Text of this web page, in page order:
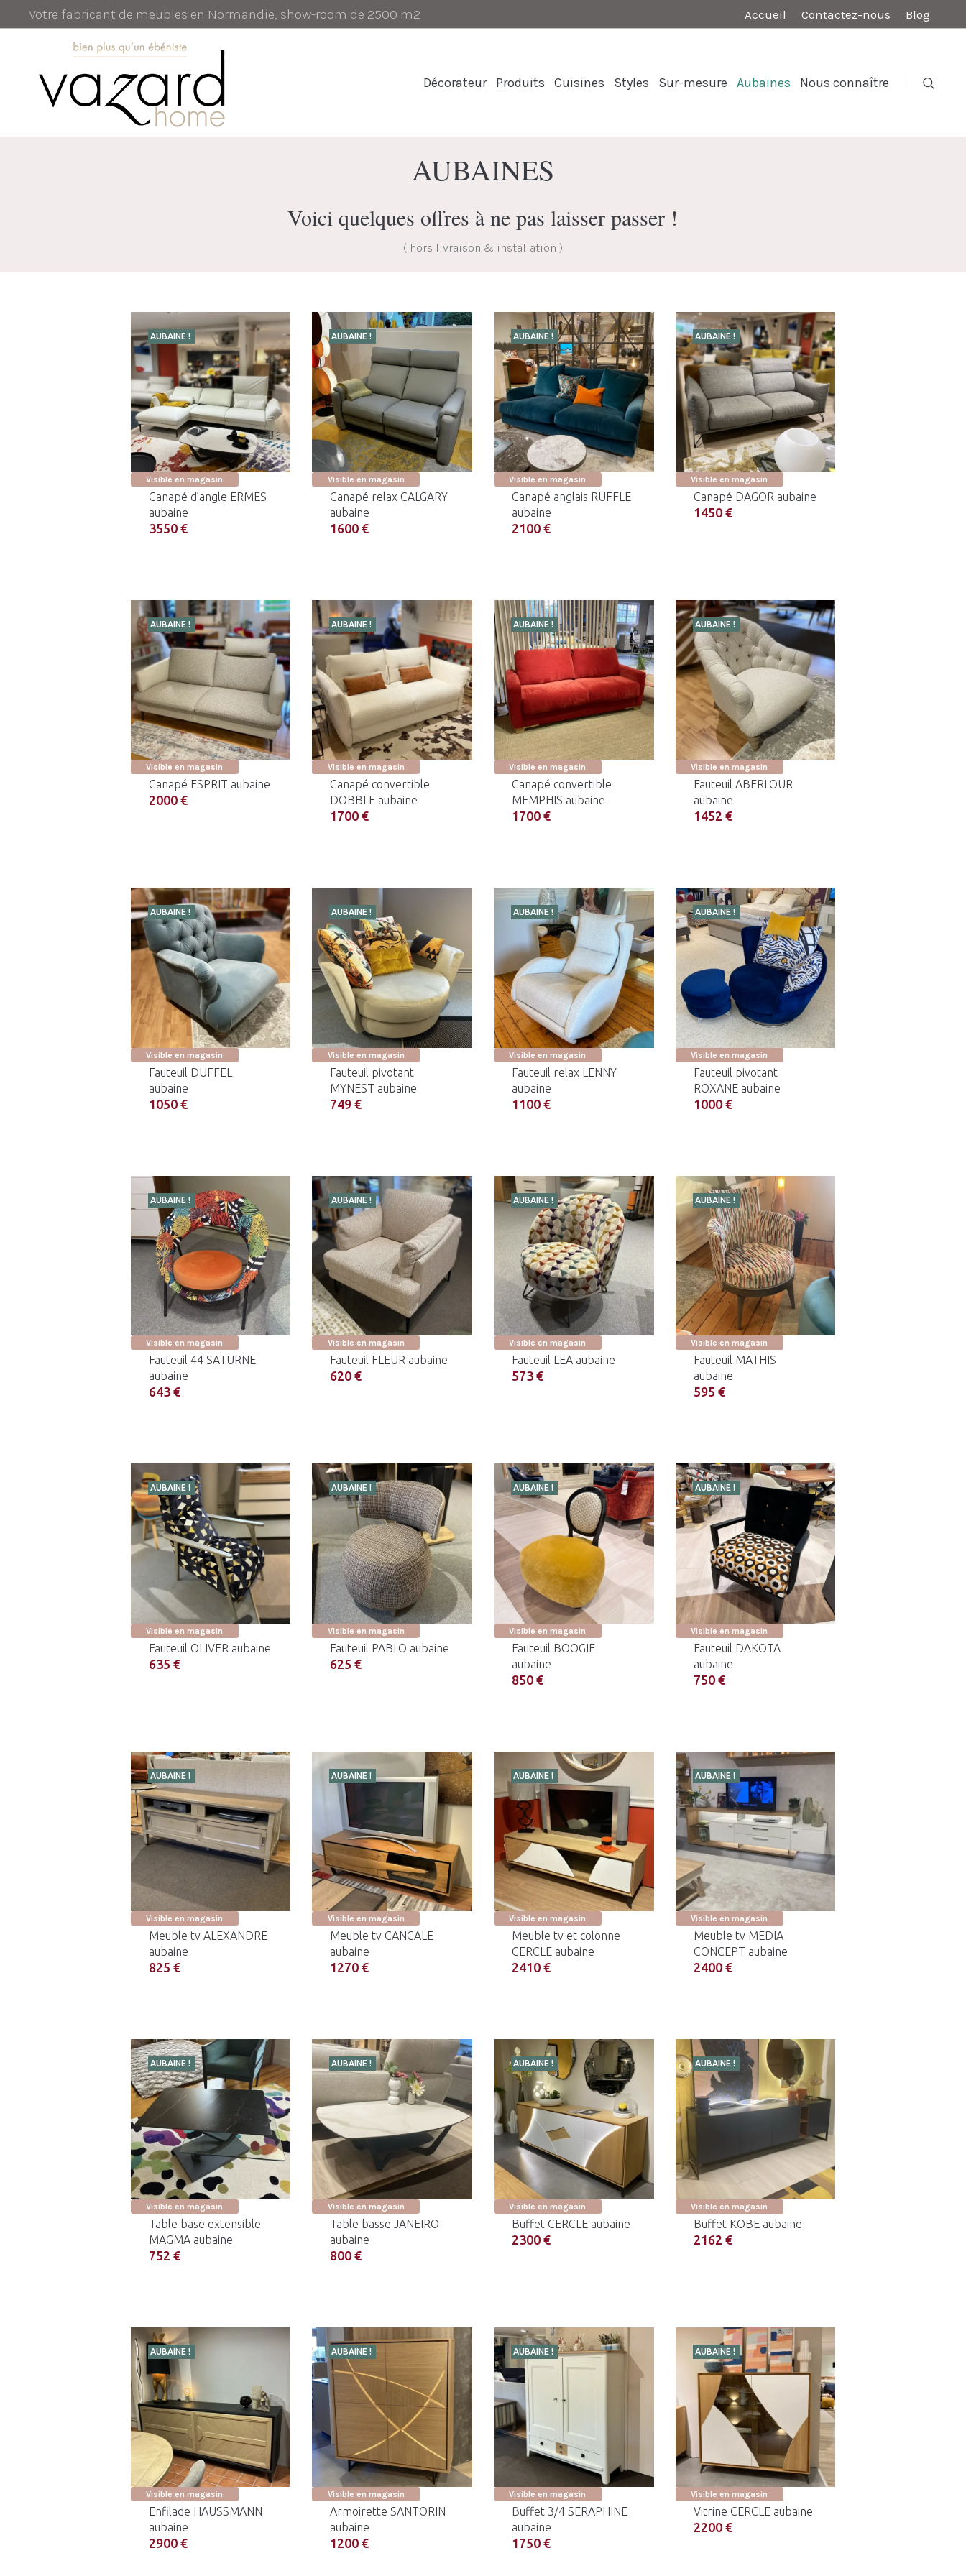
Accueil Contactez-nous Blog
Votre fabricant de meubles en Normandie, show-room de 2500 m2
Décorateur Produits Cuisines Styles Sur-mesure Aubaines Nous connaître
AUBAINES
Voici quelques offres à ne pas laisser passer !
( hors livraison & installation )
AUBAINE !
Visible en magasin
Canapé d’angle ERMES
aubaine
3550 €
AUBAINE !
Visible en magasin
Canapé relax CALGARY
aubaine
1600 €
AUBAINE !
Visible en magasin
Canapé anglais RUFFLE
aubaine
2100 €
AUBAINE !
Visible en magasin
Canapé DAGOR aubaine
1450 €
AUBAINE !
Visible en magasin
Canapé ESPRIT aubaine
2000 €
AUBAINE !
Visible en magasin
Canapé convertible
DOBBLE aubaine
1700 €
AUBAINE !
Visible en magasin
Canapé convertible
MEMPHIS aubaine
1700 €
AUBAINE !
Visible en magasin
Fauteuil ABERLOUR
aubaine
1452 €
AUBAINE !
Visible en magasin
Fauteuil DUFFEL
aubaine
1050 €
AUBAINE !
Visible en magasin
Fauteuil pivotant
MYNEST aubaine
749 €
AUBAINE !
Visible en magasin
Fauteuil relax LENNY
aubaine
1100 €
AUBAINE !
Visible en magasin
Fauteuil pivotant
ROXANE aubaine
1000 €
AUBAINE !
Visible en magasin
Fauteuil 44 SATURNE
aubaine
643 €
AUBAINE !
Visible en magasin
Fauteuil FLEUR aubaine
620 €
AUBAINE !
Visible en magasin
Fauteuil LEA aubaine
573 €
AUBAINE !
Visible en magasin
Fauteuil MATHIS
aubaine
595 €
AUBAINE !
Visible en magasin
Fauteuil OLIVER aubaine
635 €
AUBAINE !
Visible en magasin
Fauteuil PABLO aubaine
625 €
AUBAINE !
Visible en magasin
Fauteuil BOOGIE
aubaine
850 €
AUBAINE !
Visible en magasin
Fauteuil DAKOTA
aubaine
750 €
AUBAINE !
Visible en magasin
Meuble tv ALEXANDRE
aubaine
825 €
AUBAINE !
Visible en magasin
Meuble tv CANCALE
aubaine
1270 €
AUBAINE !
Visible en magasin
Meuble tv et colonne
CERCLE aubaine
2410 €
AUBAINE !
Visible en magasin
Meuble tv MEDIA
CONCEPT aubaine
2400 €
AUBAINE !
Visible en magasin
Table base extensible
MAGMA aubaine
752 €
AUBAINE !
Visible en magasin
Table basse JANEIRO
aubaine
800 €
AUBAINE !
Visible en magasin
Buffet CERCLE aubaine
2300 €
AUBAINE !
Visible en magasin
Buffet KOBE aubaine
2162 €
AUBAINE !
Visible en magasin
Enfilade HAUSSMANN
aubaine
2900 €
AUBAINE !
Visible en magasin
Armoirette SANTORIN
aubaine
1200 €
AUBAINE !
Visible en magasin
Buffet 3/4 SERAPHINE
aubaine
1750 €
AUBAINE !
Visible en magasin
Vitrine CERCLE aubaine
2200 €